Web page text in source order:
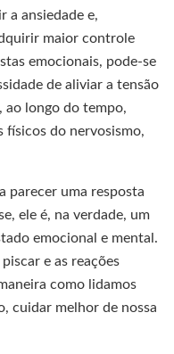
a ansiedade e,
maior controle
emocionais, pode-se
de aliviar a tensão
ao longo do tempo,
físicos do nervosismo,
parecer uma resposta
ele é, na verdade, um
emocional e mental.
e as reações
como lidamos
cuidar melhor de nossa